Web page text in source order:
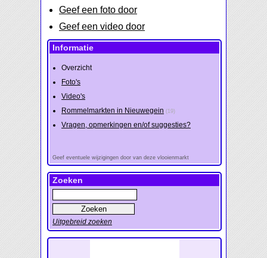
Geef een foto door
Geef een video door
Informatie
Overzicht
Foto's
Video's
Rommelmarkten in Nieuwegein (19)
Vragen, opmerkingen en/of suggesties?
Geef eventuele wijzigingen door van deze vlooienmarkt
Zoeken
Uitgebreid zoeken